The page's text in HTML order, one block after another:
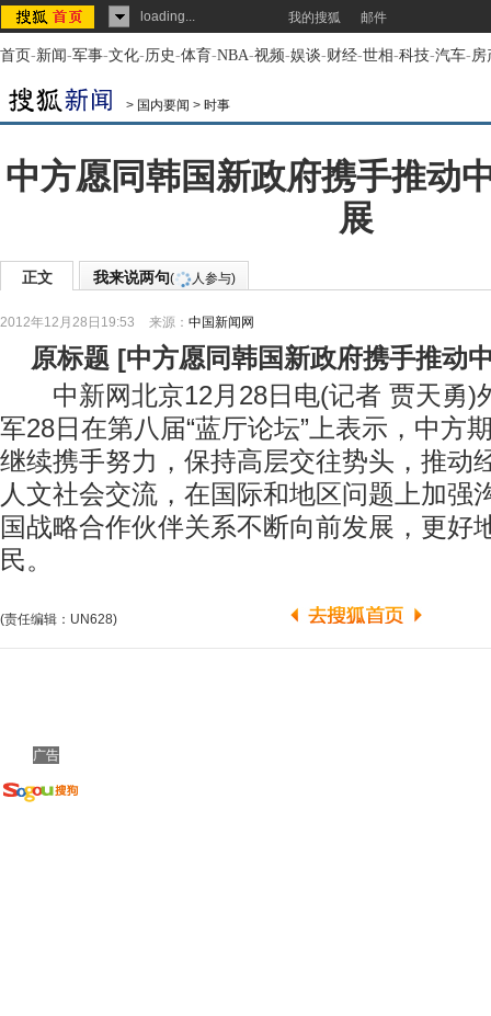
loading... 我的搜狐 邮件
首页-新闻-军事-文化-历史-体育-NBA-视频-娱谈-财经-世相-科技-汽车-房
> 国内要闻 > 时事
中方愿同韩国新政府携手推动
展
正文 我来说两句( 人参与)
2012年12月28日19:53 来源： 中国新闻网
原标题 [中方愿同韩国新政府携手推动
中新网北京12月28日电(记者 贾天勇)
军28日在第八届“蓝厅论坛”上表示，中方
继续携手努力，保持高层交往势头，推动
人文社会交流，在国际和地区问题上加强
国战略合作伙伴关系不断向前发展，更好
民。
(责任编辑：UN628)
广告